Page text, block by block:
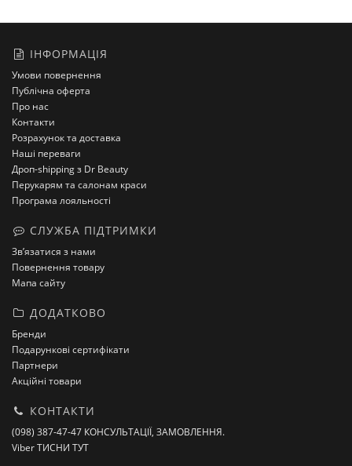
ІНФОРМАЦІЯ
Умови повернення
Публічна оферта
Про нас
Контакти
Розрахунок та доставка
Наші переваги
Дроп-shipping з Dr Beauty
Перукарям та салонам краси
Програма лояльності
СЛУЖБА ПІДТРИМКИ
Зв’язатися з нами
Повернення товару
Мапа сайту
ДОДАТКОВО
Бренди
Подарункові сертифікати
Партнери
Акційні товари
КОНТАКТИ
(098) 387-47-47 КОНСУЛЬТАЦІЇ, ЗАМОВЛЕННЯ.
Viber ТИСНИ ТУТ